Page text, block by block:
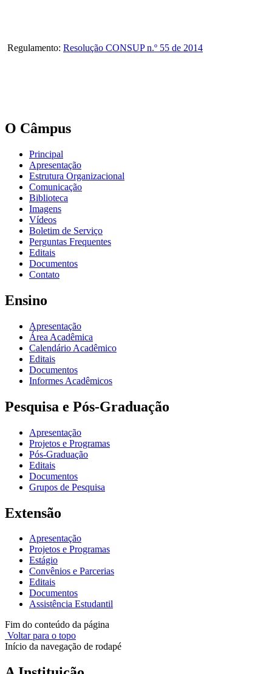
Regulamento: Resolução CONSUP n.º 55 de 2014
O Câmpus
Principal
Apresentação
Estrutura Organizacional
Comunicação
Biblioteca
Imagens
Vídeos
Boletim de Serviço
Perguntas Frequentes
Editais
Documentos
Contato
Ensino
Apresentação
Área Acadêmica
Calendário Acadêmico
Editais
Documentos
Informes Acadêmicos
Pesquisa e Pós-Graduação
Apresentação
Projetos e Programas
Pós-Graduação
Editais
Documentos
Grupos de Pesquisa
Extensão
Apresentação
Projetos e Programas
Estágio
Convênios e Parcerias
Editais
Documentos
Assistência Estudantil
Fim do conteúdo da página
Voltar para o topo
Início da navegação de rodapé